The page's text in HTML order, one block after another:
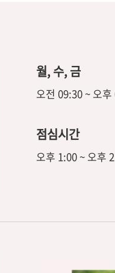
월, 수, 금
오전 09:30 ~ 오
점심시간
오후 1:00 ~ 오후